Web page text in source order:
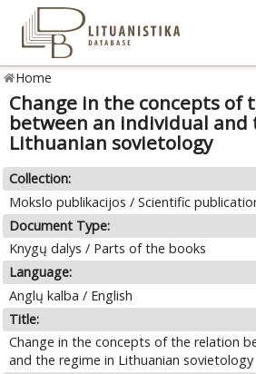
Home
Change in the concepts of
between an individual and
Lithuanian sovietology
Collection:
Mokslo publikacijos / Scientific
Document Type:
Knygų dalys / Parts of the books
Language:
Anglų kalba / English
Title:
Change in the concepts of the relation
and the regime in Lithuanian sovietology